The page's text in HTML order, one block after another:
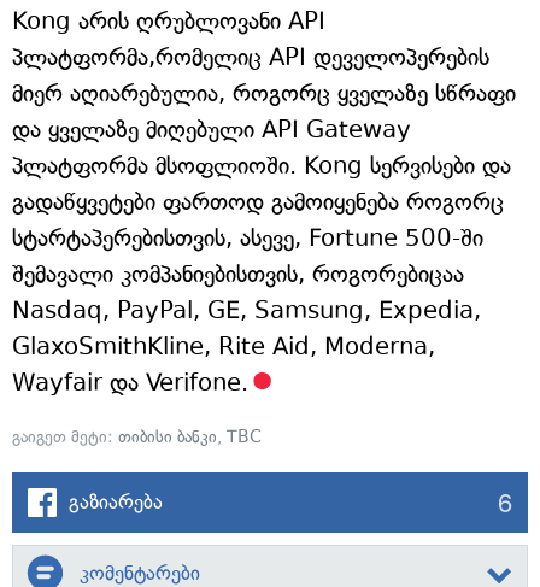
Kong არის ღრუბლოვანი API
პლატფორმა,რომელიც API დეველოპერების
მიერ აღიარებულია, როგორც ყველაზე სწრაფი
და ყველაზე მიღებული API Gateway
პლატფორმა მსოფლიოში. Kong სერვისები და
გადაწყვეტები ფართოდ გამოიყენება როგორც
სტარტაპერებისთვის, ასევე, Fortune 500-ში
შემავალი კომპანიებისთვის, როგორებიცაა
Nasdaq, PayPal, GE, Samsung, Expedia,
GlaxoSmithKline, Rite Aid, Moderna,
Wayfair და Verifone.
გაიგეთ მეტი: თიბისი ბანკი, TBC
გაზიარება 6
კომენტარები